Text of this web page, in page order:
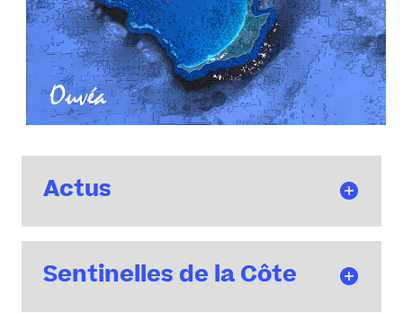
Actus
Sentinelles de la Côte